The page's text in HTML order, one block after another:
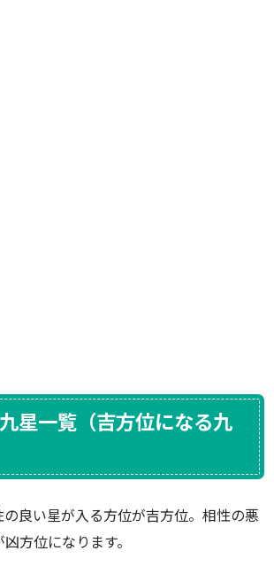
星一覧（吉方位になる九
良い星が入る方位が吉方位。相性の悪
方位になります。